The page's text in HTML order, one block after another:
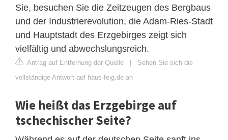
Sie, besuchen Sie die Zeitzeugen des Bergbaus
und der Industrierevolution, die Adam-Ries-Stadt
und Hauptstadt des Erzgebirges zeigt sich
vielfältig und abwechslungsreich.
Antrag auf Entfernung der Quelle
Sehen Sie sich die
vollständige Antwort auf haus-feig.de an
Wie heißt das Erzgebirge auf
tschechischer Seite?